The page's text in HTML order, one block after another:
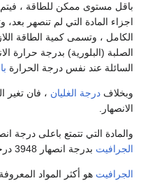
باقل مستوى ممكن للطاقة ،
اجزاء المادة التي لم تنصهر بعد،
الكامل ، وتسمى كمية الطاقة
الصلبة (البلورية) بدرجة حرارة
السائلة عند نفس درجة الحرارة
وبخلاف درجة الغليان ، فان تغير
الانصهار.
والمادة التي تتمتع باعلى درجة
الجرافيت بدرجة انصهار 3948 درجة
الجرافيت هو أكثر المواد